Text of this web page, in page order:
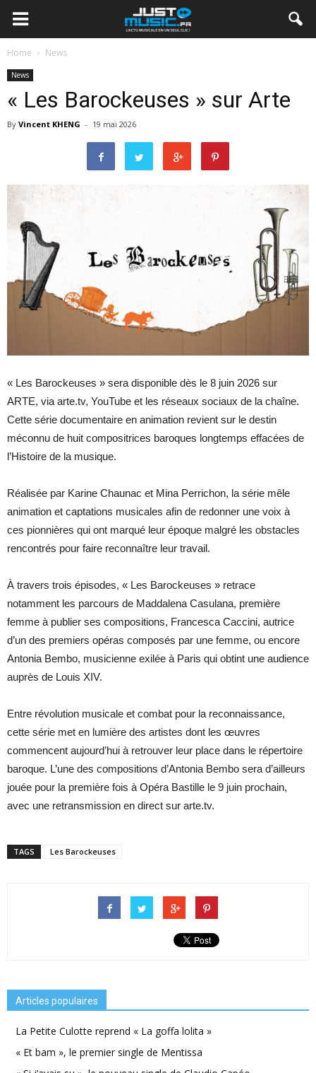
Home News
News
« Les Barockeuses » sur Arte
By Vincent KHENG - 19 mai 2026
« Les Barockeuses » sera disponible dès le 8 juin 2026 sur
ARTE, via arte.tv, YouTube et les réseaux sociaux de la chaîne.
Cette série documentaire en animation revient sur le destin
méconnu de huit compositrices baroques longtemps effacées de
l’Histoire de la musique.
Réalisée par Karine Chaunac et Mina Perrichon, la série mêle
animation et captations musicales afin de redonner une voix à
ces pionnières qui ont marqué leur époque malgré les obstacles
rencontrés pour faire reconnaître leur travail.
À travers trois épisodes, « Les Barockeuses » retrace
notamment les parcours de Maddalena Casulana, première
femme à publier ses compositions, Francesca Caccini, autrice
d’un des premiers opéras composés par une femme, ou encore
Antonia Bembo, musicienne exilée à Paris qui obtint une audience
auprès de Louis XIV.
Entre révolution musicale et combat pour la reconnaissance,
cette série met en lumière des artistes dont les œuvres
commencent aujourd’hui à retrouver leur place dans le répertoire
baroque. L’une des compositions d’Antonia Bembo sera d’ailleurs
jouée pour la première fois à Opéra Bastille le 9 juin prochain,
avec une retransmission en direct sur arte.tv.
TAGS Les Barockeuses
Articles populaires
La Petite Culotte reprend « La goffa lolita »
« Et bam », le premier single de Mentissa